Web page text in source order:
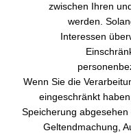
zwischen Ihren
werden.
Interessen
Wenn Sie die
eingeschränkt
Speicherung
Geltendmachung,